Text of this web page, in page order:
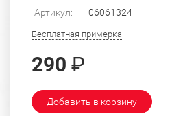
Артикул: 06061324
Бесплатная примерка
290 ₽
Добавить в корзину